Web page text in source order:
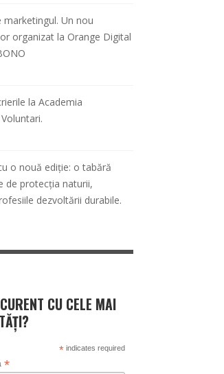
marketingul. Un nou
organizat la Orange Digital
la Academia
o nouă ediție: o tabără
de protecția naturii,
dezvoltării durabile.
CU CELE MAI
*indicates required
*